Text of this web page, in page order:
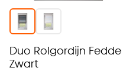
Duo Rolgordijn Fedde
Zwart